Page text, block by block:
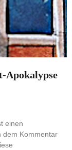
Apokalypse
einen
dem Kommentar